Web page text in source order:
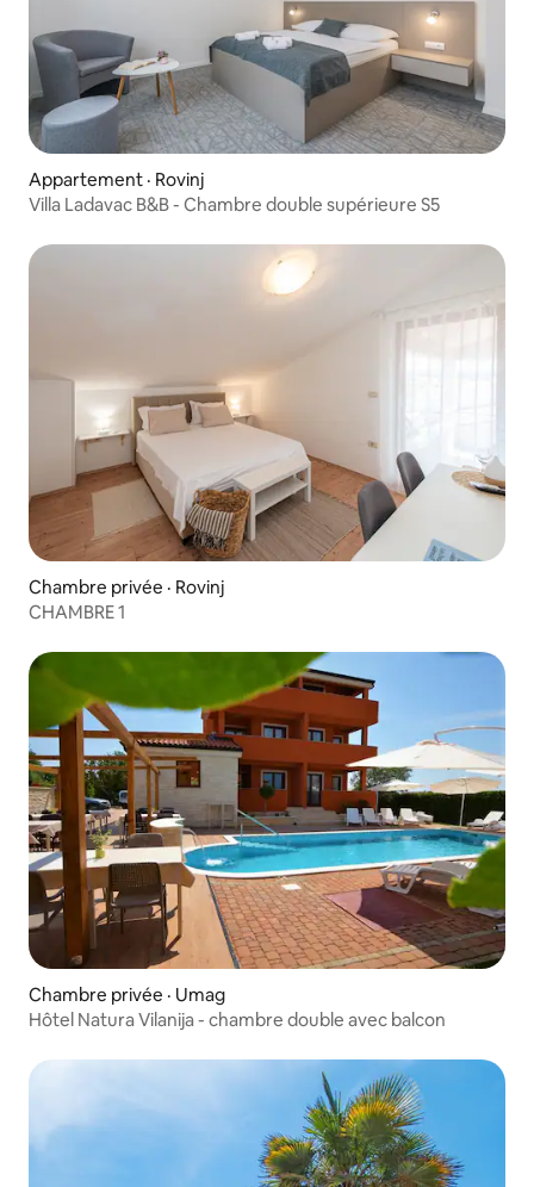
Appartement · Rovinj
Villa Ladavac B&B - Chambre double supérieure S5
Chambre privée · Rovinj
CHAMBRE 1
Chambre privée · Umag
Hôtel Natura Vilanija - chambre double avec balcon